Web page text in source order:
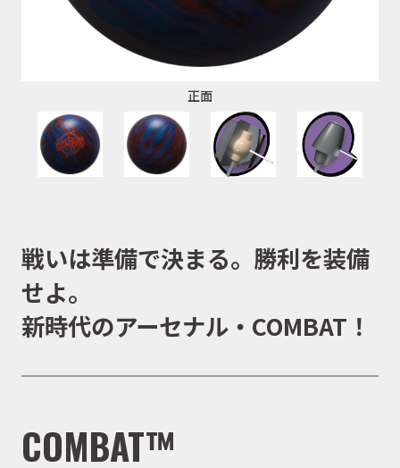
正面
戦いは準備で決まる。勝利を装備
せよ。
新時代のアーセナル・COMBAT！
COMBAT™